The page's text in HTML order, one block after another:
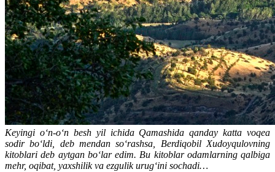
Keyingi o‘n-o‘n besh yil ichida Qamashida qanday katta voqea
sodir bo‘ldi, deb mendan so‘rashsa, Berdiqobil Xudoyqulovning
kitoblari deb aytgan bo‘lar edim. Bu kitoblar odamlarning qalbiga
mehr, oqibat, yaxshilik va ezgulik urug‘ini sochadi…